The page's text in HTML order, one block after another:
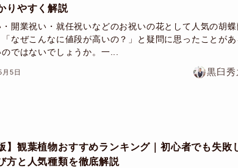
りやすく解説
・開業祝い・就任祝いなどのお祝いの花として人気の胡蝶
「なぜこんなに値段が高いの？」と疑問に思ったことがあ
ではないでしょうか。一...
月5日 黒臼秀
】観葉植物おすすめランキング｜初心者でも失敗
方と人気種類を徹底解説